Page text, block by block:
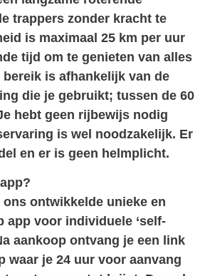
trappers zonder kracht te
is maximaal 25 km per uur
tijd om te genieten van alles
bereik is afhankelijk van de
die je gebruikt; tussen de 60
hebt geen rijbewijs nodig
is wel noodzakelijk. Er
en er is geen helmplicht.
ontwikkelde unieke en
app voor individuele ‘self-
aankoop ontvang je een link
waar je 24 uur voor aanvang